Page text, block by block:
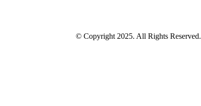
© Copyright 2025. All Rights Reserved.